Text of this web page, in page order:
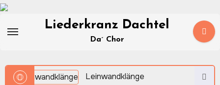
Zum
springen
Liederkranz Dachtel
Da´ Chor
Leinwandklänge